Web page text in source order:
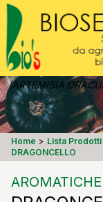
Home > Lista Prodotti
DRAGONCELLO
(ARTEMISIA